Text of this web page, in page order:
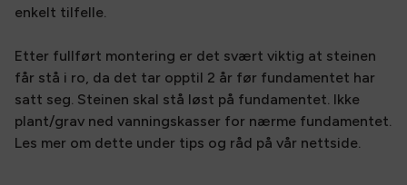
enkelt tilfelle.
Etter fullført montering er det svært viktig at steinen
får stå i ro, da det tar opptil 2 år før fundamentet har
satt seg. Steinen skal stå løst på fundamentet. Ikke
plant/grav ned vanningskasser for nærme fundamentet.
Les mer om dette under tips og råd på vår nettside.